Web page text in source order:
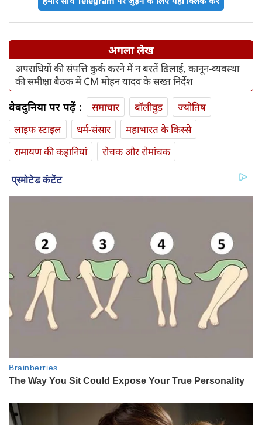
अगला लेख
अपराधियों की संपत्ति कुर्क करने में न बरतें ढिलाई, कानून-व्यवस्था
की समीक्षा बैठक में CM मोहन यादव के सख्त निर्देश
वेबदुनिया पर पढ़ें : समाचार बॉलीवुड
ज्योतिष
लाइफ स्‍टाइल
धर्म-संसार
महाभारत के किस्से
रामायण की कहानियां
रोचक और रोमांचक